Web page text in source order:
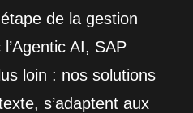
de la gestion
AI, SAP
loin : nos solutions
s’adaptent aux